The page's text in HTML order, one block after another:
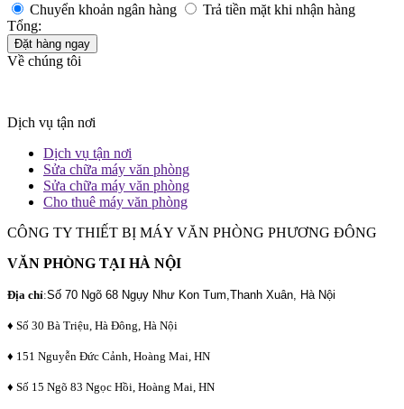
Chuyển khoản ngân hàng
Trả tiền mặt khi nhận hàng
Tổng:
Đặt hàng ngay
Về chúng tôi
Dịch vụ tận nơi
Dịch vụ tận nơi
Sửa chữa máy văn phòng
Sửa chữa máy văn phòng
Cho thuê máy văn phòng
CÔNG TY THIẾT BỊ MÁY VĂN PHÒNG PHƯƠNG ĐÔNG
VĂN PHÒNG TẠI HÀ NỘI
Địa chỉ:Số 70 Ngõ 68 Ngụy Như Kon Tum,Thanh Xuân, Hà Nội
♦ Số 30 Bà Triệu, Hà Đông, Hà Nội
♦ 151 Nguyễn Đức Cảnh, Hoàng Mai, HN
♦ Số 15 Ngõ 83 Ngọc Hồi, Hoàng Mai, HN